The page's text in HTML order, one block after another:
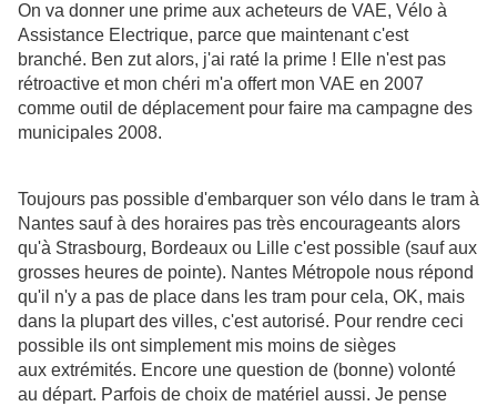
On va donner une prime aux acheteurs de VAE, Vélo à
Assistance Electrique, parce que maintenant c'est
branché. Ben zut alors, j'ai raté la prime ! Elle n'est pas
rétroactive et mon chéri m'a offert mon VAE en 2007
comme outil de déplacement pour faire ma campagne des
municipales 2008.
Toujours pas possible d'embarquer son vélo dans le tram à
Nantes sauf à des horaires pas très encourageants alors
qu'à Strasbourg, Bordeaux ou Lille c'est possible (sauf aux
grosses heures de pointe). Nantes Métropole nous répond
qu'il n'y a pas de place dans les tram pour cela, OK, mais
dans la plupart des villes, c'est autorisé. Pour rendre ceci
possible ils ont simplement mis moins de sièges
aux extrémités. Encore une question de (bonne) volonté
au départ. Parfois de choix de matériel aussi. Je pense